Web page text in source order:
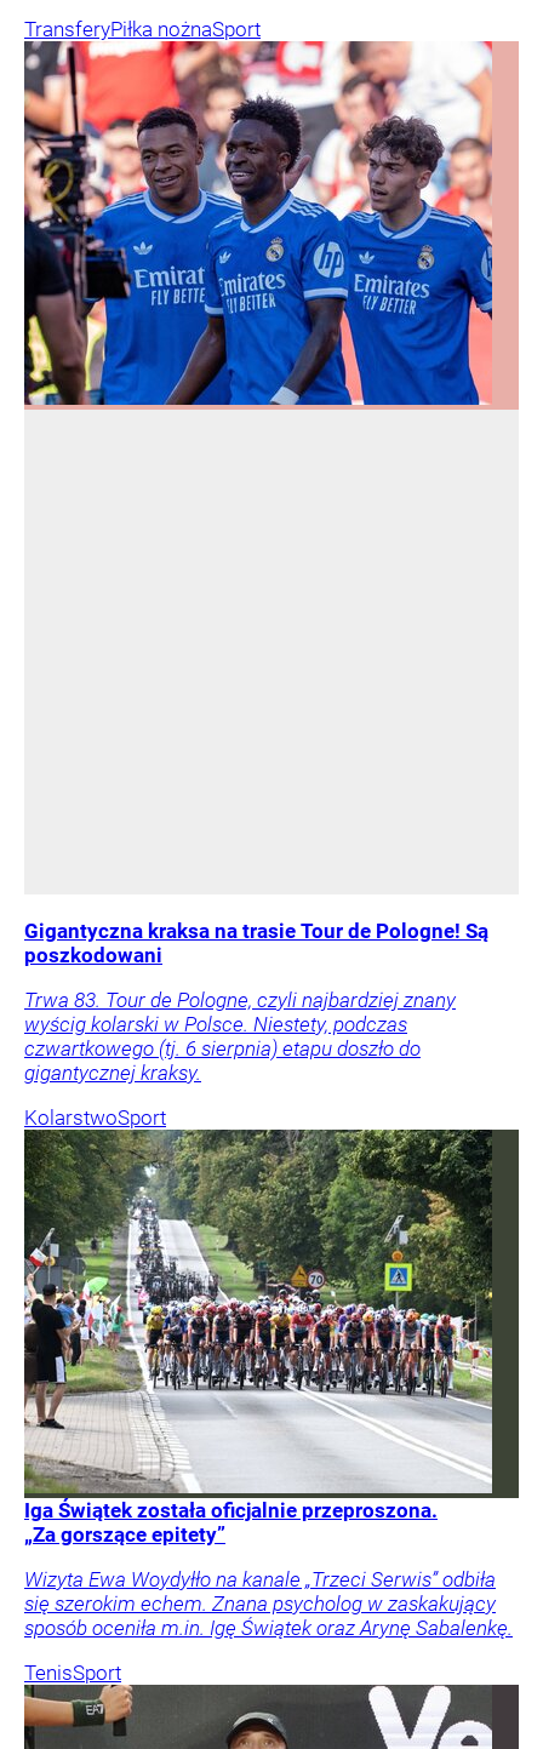
TransferyPiłka nożnaSport
Gigantyczna kraksa na trasie Tour de Pologne! Są
poszkodowani
Trwa 83. Tour de Pologne, czyli najbardziej znany
wyścig kolarski w Polsce. Niestety, podczas
czwartkowego (tj. 6 sierpnia) etapu doszło do
gigantycznej kraksy.
KolarstwoSport
Iga Świątek została oficjalnie przeproszona.
„Za gorszące epitety”
Wizyta Ewa Woydyłło na kanale „Trzeci Serwis” odbiła
się szerokim echem. Znana psycholog w zaskakujący
sposób oceniła m.in. Igę Świątek oraz Arynę Sabalenkę.
TenisSport